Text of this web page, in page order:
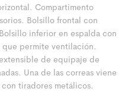
Compartimento
Bolsillo frontal con
inferior en espalda con
permite ventilación.
de equipaje de
Una de las correas viene
tiradores metálicos.